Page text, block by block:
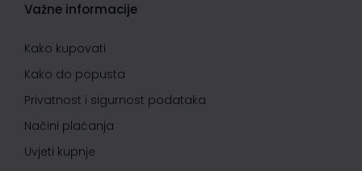
Važne informacije
Kako kupovati
Kako do popusta
Privatnost i sigurnost podataka
Načini plaćanja
Uvjeti kupnje